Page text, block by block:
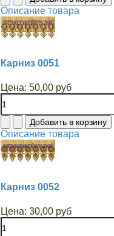
Описание товара
Карниз 0051
Цена: 50,00 руб
Описание товара
Карниз 0052
Цена: 30,00 руб